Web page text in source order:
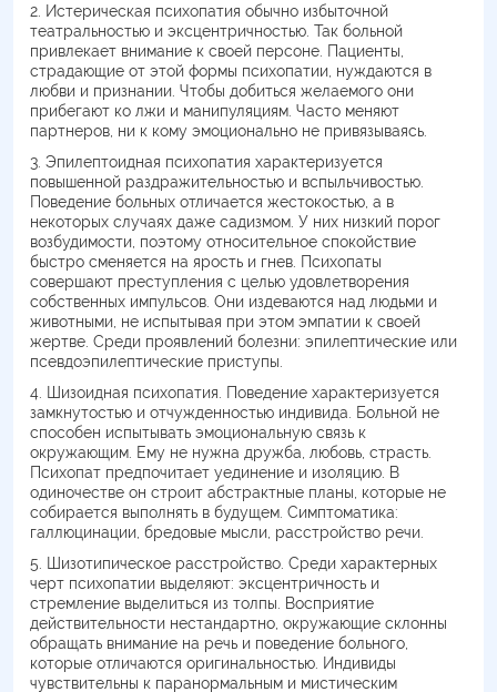
Истерическая психопатия обычно избыточной
театральностью и эксцентричностью. Так больной
привлекает внимание к своей персоне. Пациенты,
страдающие от этой формы психопатии, нуждаются в
любви и признании. Чтобы добиться желаемого они
прибегают ко лжи и манипуляциям. Часто меняют
партнеров, ни к кому эмоционально не привязываясь.
Эпилептоидная психопатия характеризуется
повышенной раздражительностью и вспыльчивостью.
Поведение больных отличается жестокостью, а в
некоторых случаях даже садизмом. У них низкий порог
возбудимости, поэтому относительное спокойствие
быстро сменяется на ярость и гнев. Психопаты
совершают преступления с целью удовлетворения
собственных импульсов. Они издеваются над людьми и
животными, не испытывая при этом эмпатии к своей
жертве. Среди проявлений болезни: эпилептические или
псевдоэпилептические приступы.
Шизоидная психопатия. Поведение характеризуется
замкнутостью и отчужденностью индивида. Больной не
способен испытывать эмоциональную связь к
окружающим. Ему не нужна дружба, любовь, страсть.
Психопат предпочитает уединение и изоляцию. В
одиночестве он строит абстрактные планы, которые не
собирается выполнять в будущем. Симптоматика:
галлюцинации, бредовые мысли, расстройство речи.
Шизотипическое расстройство. Среди характерных
черт психопатии выделяют: эксцентричность и
стремление выделиться из толпы. Восприятие
действительности нестандартно, окружающие склонны
обращать внимание на речь и поведение больного,
которые отличаются оригинальностью. Индивиды
чувствительны к паранормальным и мистическим